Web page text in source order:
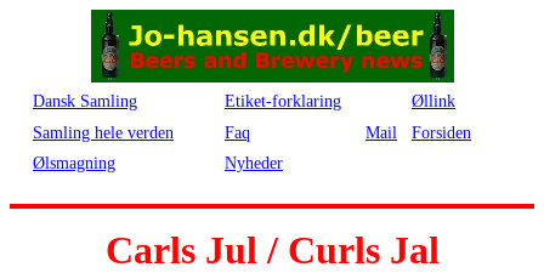
Dansk Samling Etiket-forklaring
Øllink
Samling hele verden
Faq Mail
Forsiden
Ølsmagning
Nyheder
Carls Jul / Curls Jal